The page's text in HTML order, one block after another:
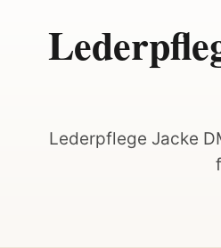
Lederpflege Jacke